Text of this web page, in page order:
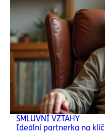
SMLUVNÍ VZTAHY
Ideální partnerka na klíč